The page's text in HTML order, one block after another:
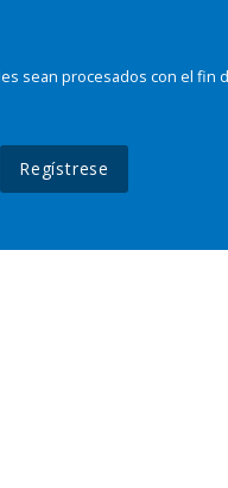
sean procesados con el
Regístrese